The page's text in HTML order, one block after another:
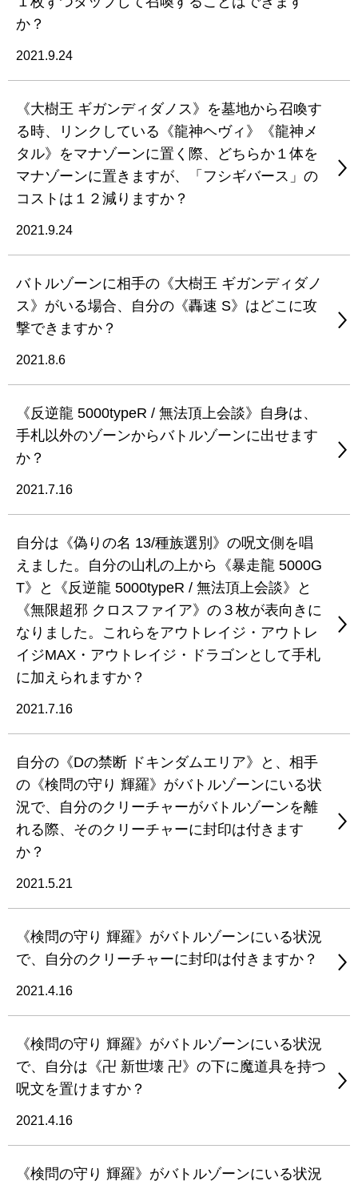
か？
2021.9.24
《大樹王 ギガンディダノス》を墓地から召喚す
る時、リンクしている《龍神ヘヴィ》《龍神メ
タル》をマナゾーンに置く際、どちらか１体を
マナゾーンに置きますが、「フシギバース」の
コストは１２減りますか？
2021.9.24
バトルゾーンに相手の《大樹王 ギガンディダノ
ス》がいる場合、自分の《轟速 S》はどこに攻
撃できますか？
2021.8.6
《反逆龍 5000typeR / 無法頂上会談》自身は、
手札以外のゾーンからバトルゾーンに出せます
か？
2021.7.16
自分は《偽りの名 13/種族選別》の呪文側を唱
えました。自分の山札の上から《暴走龍 5000G
T》と《反逆龍 5000typeR / 無法頂上会談》と
《無限超邪 クロスファイア》の３枚が表向きに
なりました。これらをアウトレイジ・アウトレ
イジMAX・アウトレイジ・ドラゴンとして手札
に加えられますか？
2021.7.16
自分の《Dの禁断 ドキンダムエリア》と、相手
の《検問の守り 輝羅》がバトルゾーンにいる状
況で、自分のクリーチャーがバトルゾーンを離
れる際、そのクリーチャーに封印は付きます
か？
2021.5.21
《検問の守り 輝羅》がバトルゾーンにいる状況
で、自分のクリーチャーに封印は付きますか？
2021.4.16
《検問の守り 輝羅》がバトルゾーンにいる状況
で、自分は《卍 新世壊 卍》の下に魔道具を持つ
呪文を置けますか？
2021.4.16
《検問の守り 輝羅》がバトルゾーンにいる状況